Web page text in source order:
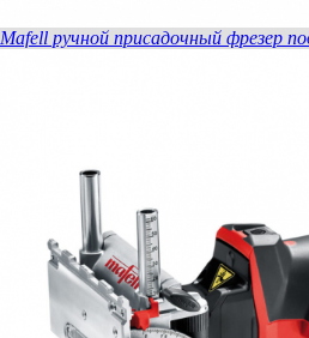
Mafell ручной присадочный фрезер